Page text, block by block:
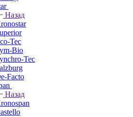
Назад
Tec
Bio
Tec
Facto
Назад